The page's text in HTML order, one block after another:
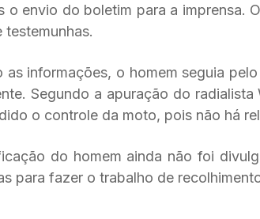
o envio do boletim para a imprensa.
testemunhas.
as informações, o homem seguia
Segundo a apuração do
o controle da moto, pois não há
do homem ainda não foi
para fazer o trabalho de